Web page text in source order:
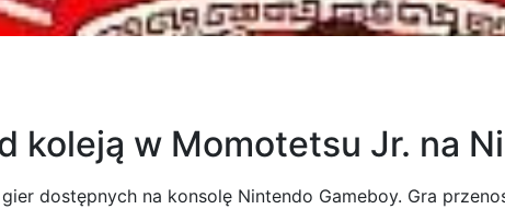
koleją w Momotetsu Jr. na
dostępnych na konsolę Nintendo Gameboy. Gra